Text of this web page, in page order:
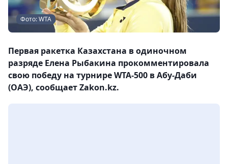
Фото: WTA
Первая ракетка Казахстана в одиночном
разряде Елена Рыбакина прокомментировала
свою победу на турнире WTA-500 в Абу-Даби
(ОАЭ), сообщает Zakon.kz.